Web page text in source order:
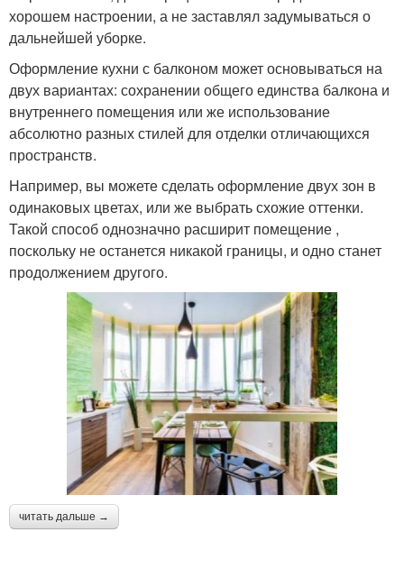
хорошем настроении, а не заставлял задумываться о
дальнейшей уборке.
Оформление кухни с балконом может основываться на
двух вариантах: сохранении общего единства балкона и
внутреннего помещения или же использование
абсолютно разных стилей для отделки отличающихся
пространств.
Например, вы можете сделать оформление двух зон в
одинаковых цветах, или же выбрать схожие оттенки.
Такой способ однозначно расширит помещение ,
поскольку не останется никакой границы, и одно станет
продолжением другого.
читать дальше →